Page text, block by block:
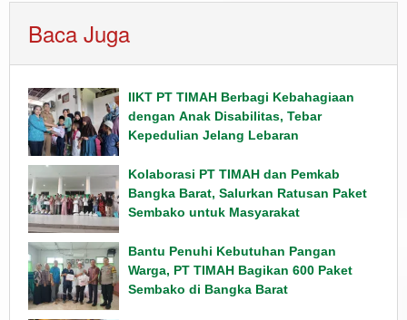
Baca Juga
IIKT PT TIMAH Berbagi Kebahagiaan
dengan Anak Disabilitas, Tebar
Kepedulian Jelang Lebaran
Kolaborasi PT TIMAH dan Pemkab
Bangka Barat, Salurkan Ratusan Paket
Sembako untuk Masyarakat
Bantu Penuhi Kebutuhan Pangan
Warga, PT TIMAH Bagikan 600 Paket
Sembako di Bangka Barat